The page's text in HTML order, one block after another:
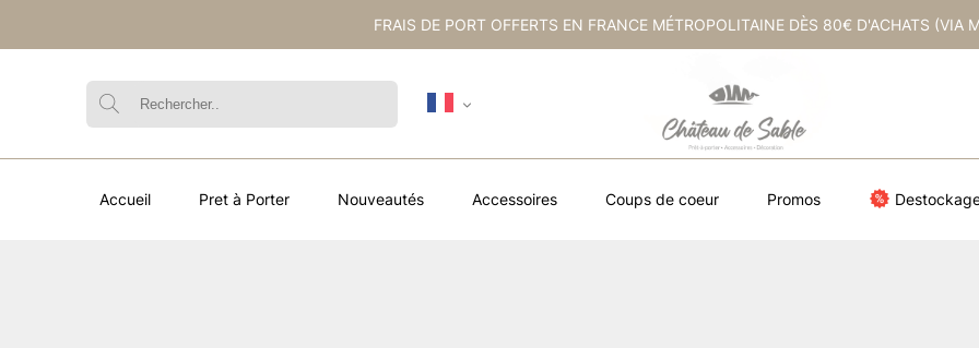
FRAIS DE PORT OFFERTS EN FRANCE MÉTROPOLITAINE DÈS 80€ D'ACHATS (VIA
Accueil Pret à Porter Nouveautés Accessoires Coups de coeur Promos